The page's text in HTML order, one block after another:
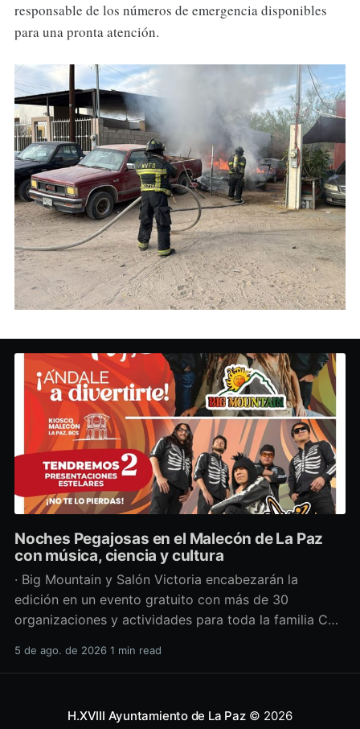
responsable de los números de emergencia disponibles
para una pronta atención.
Noches Pegajosas en el Malecón de La Paz
con música, ciencia y cultura
· Big Mountain y Salón Victoria encabezarán la
edición en un evento gratuito con más de 30
organizaciones y actividades para toda la familia Con
divulgación científica y actividades culturales
5 de ago. de 2026 1 min read
H.XVIII Ayuntamiento de La Paz© 2026